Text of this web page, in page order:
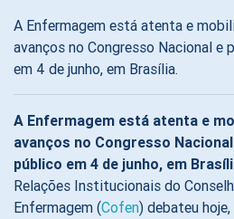
A Enfermagem está atenta e
avanços no Congresso Nacional e
em 4 de junho, em Brasília.
A Enfermagem está atenta e
avanços no Congresso
público em 4 de junho, em
Relações Institucionais do
Enfermagem (Cofen) debateu